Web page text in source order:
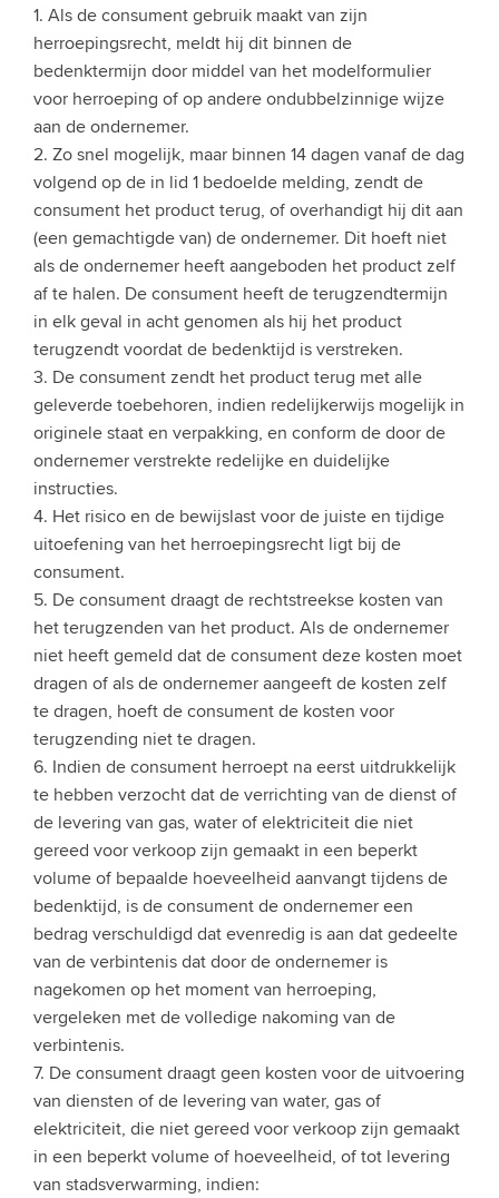
1. Als de consument gebruik maakt van zijn
herroepingsrecht, meldt hij dit binnen de
bedenktermijn door middel van het modelformulier
voor herroeping of op andere ondubbelzinnige wijze
aan de ondernemer.
2. Zo snel mogelijk, maar binnen 14 dagen vanaf de dag
volgend op de in lid 1 bedoelde melding, zendt de
consument het product terug, of overhandigt hij dit aan
(een gemachtigde van) de ondernemer. Dit hoeft niet
als de ondernemer heeft aangeboden het product zelf
af te halen. De consument heeft de terugzendtermijn
in elk geval in acht genomen als hij het product
terugzendt voordat de bedenktijd is verstreken.
3. De consument zendt het product terug met alle
geleverde toebehoren, indien redelijkerwijs mogelijk in
originele staat en verpakking, en conform de door de
ondernemer verstrekte redelijke en duidelijke
instructies.
4. Het risico en de bewijslast voor de juiste en tijdige
uitoefening van het herroepingsrecht ligt bij de
consument.
5. De consument draagt de rechtstreekse kosten van
het terugzenden van het product. Als de ondernemer
niet heeft gemeld dat de consument deze kosten moet
dragen of als de ondernemer aangeeft de kosten zelf
te dragen, hoeft de consument de kosten voor
terugzending niet te dragen.
6. Indien de consument herroept na eerst uitdrukkelijk
te hebben verzocht dat de verrichting van de dienst of
de levering van gas, water of elektriciteit die niet
gereed voor verkoop zijn gemaakt in een beperkt
volume of bepaalde hoeveelheid aanvangt tijdens de
bedenktijd, is de consument de ondernemer een
bedrag verschuldigd dat evenredig is aan dat gedeelte
van de verbintenis dat door de ondernemer is
nagekomen op het moment van herroeping,
vergeleken met de volledige nakoming van de
verbintenis.
7. De consument draagt geen kosten voor de uitvoering
van diensten of de levering van water, gas of
elektriciteit, die niet gereed voor verkoop zijn gemaakt
in een beperkt volume of hoeveelheid, of tot levering
van stadsverwarming, indien: